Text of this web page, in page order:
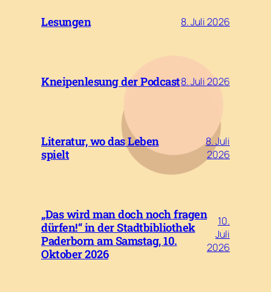
Lesungen 8. Juli 2026
Kneipenlesung der Podcast8. Juli 2026
Literatur, wo das Leben
spielt
8. Juli
2026
„Das wird man doch noch fragen
dürfen!“ in der Stadtbibliothek
Paderborn am Samstag, 10.
Oktober 2026
10.
Juli
2026